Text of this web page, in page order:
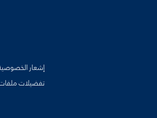
إشعار
تفضيلات ملفات